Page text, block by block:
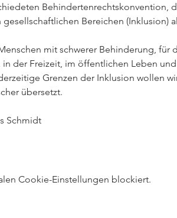
Behindertenrechtskonvention,
Bereichen (Inklusion)
mit schwerer Behinderung, für
der Freizeit, im öffentlichen Leben
Grenzen der Inklusion wollen
übersetzt.
Schmidt
Cookie-Einstellungen blockiert.